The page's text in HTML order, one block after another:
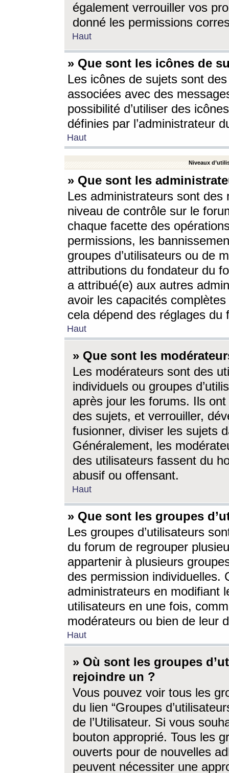
également verrouiller vos
donné les permissions
Haut
» Que sont les icônes de
Les icônes de sujets sont
associées avec des
possibilité d’utiliser des
définies par l’administrateur
Haut
Niveaux
» Que sont les
Les administrateurs sont
niveau de contrôle sur le
chaque facette des
permissions, les
groupes d’utilisateurs ou de
attributions du fondateur du
a attribué(e) aux autres
avoir les capacités
cela dépend des réglages du
Haut
» Que sont les
Les modérateurs sont des
individuels ou groupes
après jour les forums. Ils ont
des sujets, et verrouiller,
fusionner, diviser les sujets
Généralement, les
des utilisateurs fassent du
abusif ou offensant.
Haut
» Que sont les groupes
Les groupes d’utilisateurs
du forum de regrouper
appartenir à plusieurs
des permission individuelles.
administrateurs en modifiant
utilisateurs en une fois,
modérateurs ou bien de leur
Haut
» Où sont les groupes
rejoindre un ?
Vous pouvez voir tous les
du lien “Groupes
de l’Utilisateur. Si vous
bouton approprié. Tous les
ouverts pour de nouvelles
peuvent nécessiter une